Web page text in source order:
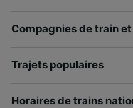
Compagnies de train
Trajets populaires
Horaires de trains